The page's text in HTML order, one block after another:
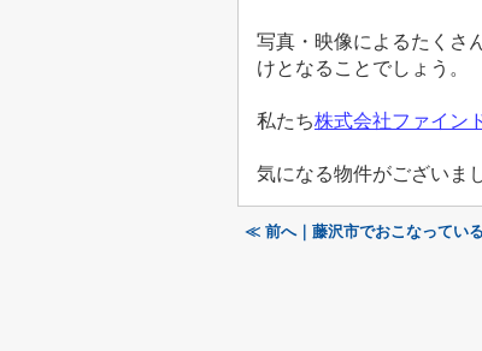
写真・映像によるたくさ
けとなることでしょう。
私たち株式会社ファイン
気になる物件がございま
≪ 前へ｜藤沢市でおこなってい